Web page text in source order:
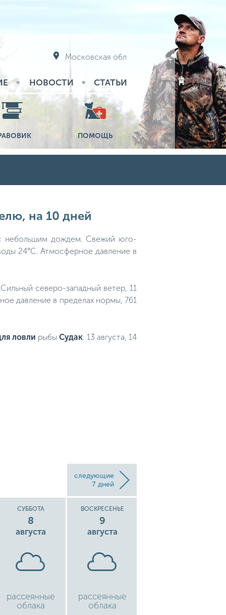
Московская обл
НОВОСТИ СТАТЬИ
ПОМОЩЬ
на 10 дней
небольшим дождем. Свежий юго-
24°C. Атмосферное давление в
северо-западный ветер, 11
давление в пределах нормы, 761
ловли рыбыСудак: 13 августа, 14
следующие
7 дней
СУББОТА
8
августа
рассеянные
облака
ВОСКРЕСЕНЬЕ
9
августа
рассеянные
облака